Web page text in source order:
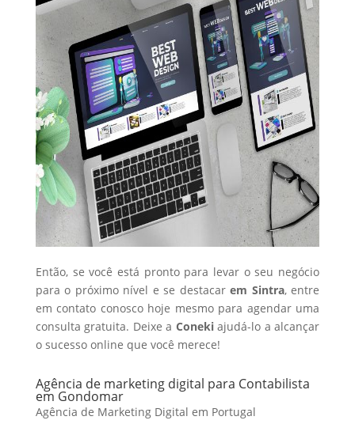
Então, se você está pronto para levar o seu negócio
para o próximo nível e se destacarem Sintra, entre
em contato conosco hoje mesmo para agendar uma
consulta gratuita. Deixe a Conekiajudá-lo a alcançar
o sucesso online que você merece!
Agência de marketing digital para Contabilista
em Gondomar
Agência de Marketing Digital em Portugal